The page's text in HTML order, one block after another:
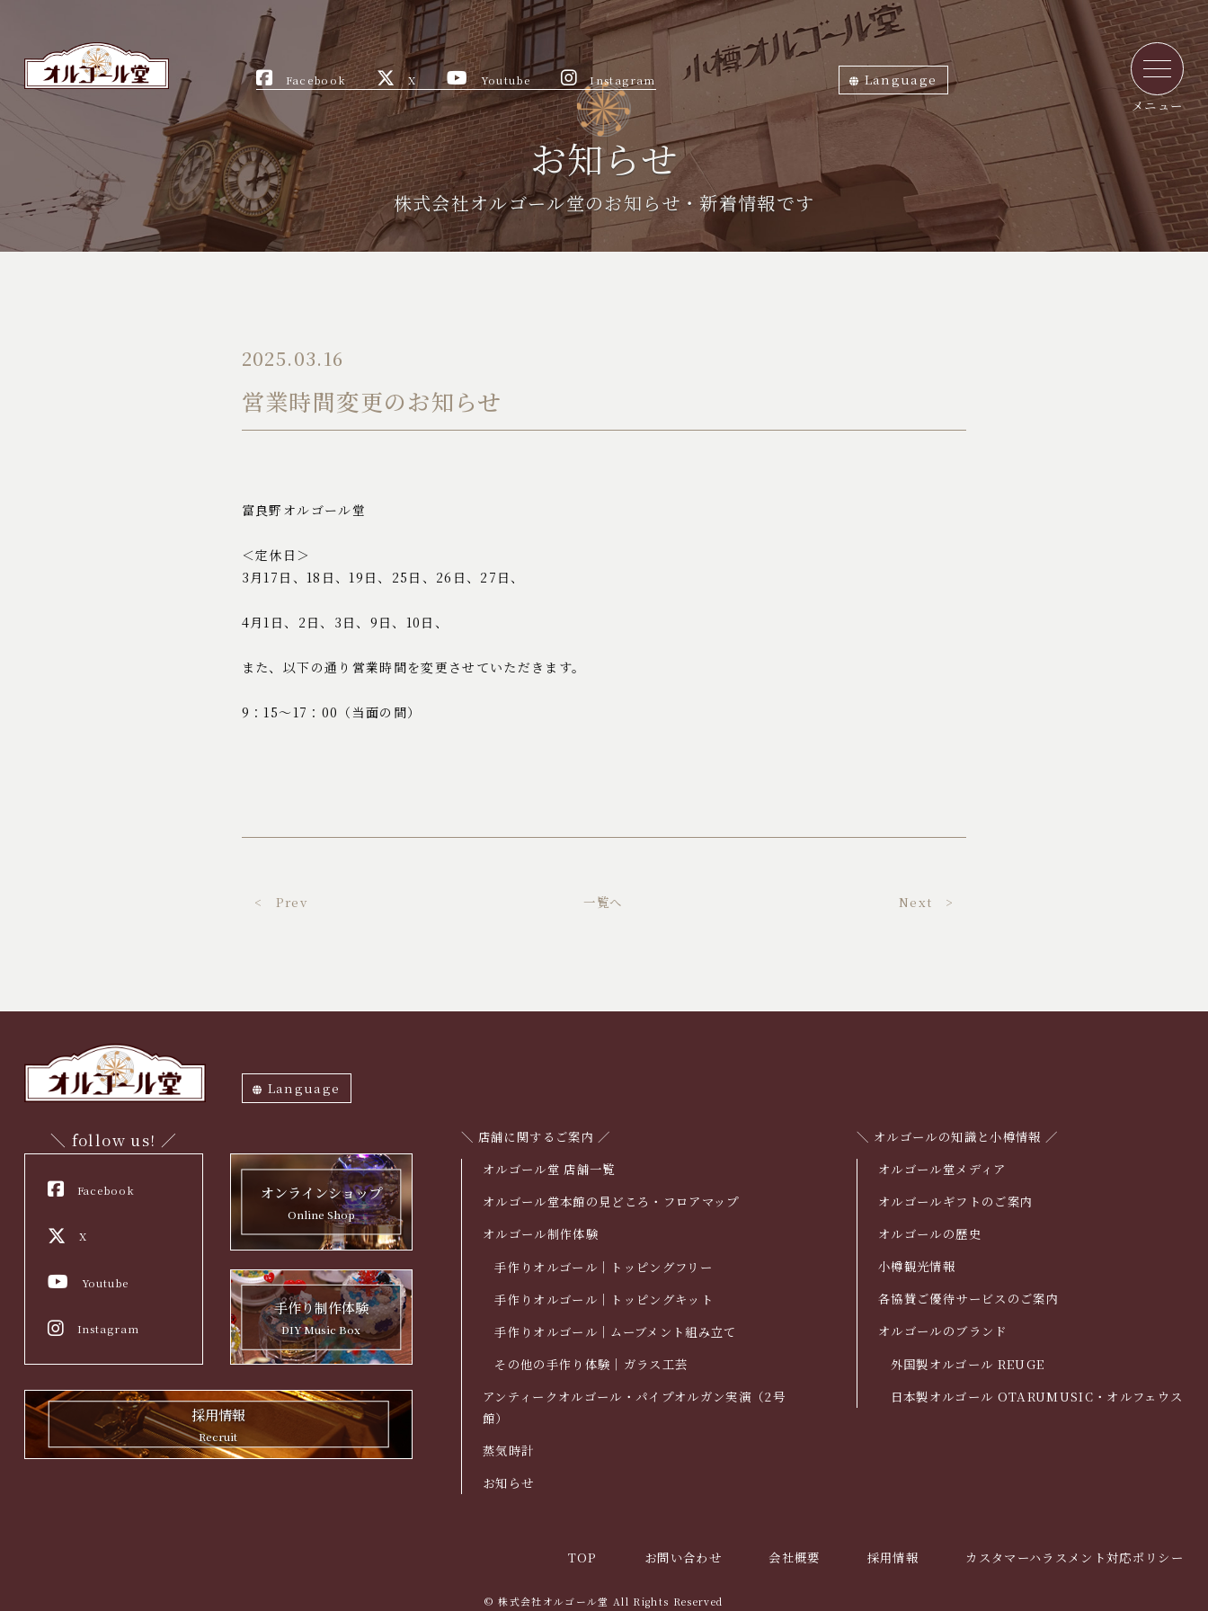
Facebook X Youtube Instagram
Language
English
한국어
中文繁体
中文簡体
ภาษาไทย
日本語 メニュー
お知らせ
株式会社オルゴール堂のお知らせ・新着情報です
2025.03.16
営業時間変更のお知らせ
富良野オルゴール堂
＜定休日＞
3月17日、18日、19日、25日、26日、27日、
4月1日、2日、3日、9日、10日、
また、以下の通り営業時間を変更させていただきます。
9：15～17：00（当面の間）
< Prev 一覧へ Next >
Language
＼ follow us! ／
Facebook
X
Youtube
Instagram
オンラインショップ
Online Shop
手作り制作体験
DIY Music Box
採用情報
Recruit
＼ 店舗に関するご案内 ／
オルゴール堂 店舗一覧
オルゴール堂本館の見どころ・フロアマップ
オルゴール制作体験
手作りオルゴール｜トッピングフリー
手作りオルゴール｜トッピングキット
手作りオルゴール｜ムーブメント組み立て
その他の手作り体験｜ガラス工芸
アンティークオルゴール・パイプオルガン実演（2号
館）
蒸気時計
お知らせ
＼ オルゴールの知識と小樽情報 ／
オルゴール堂メディア
オルゴールギフトのご案内
オルゴールの歴史
小樽観光情報
各協賛ご優待サービスのご案内
オルゴールのブランド
外国製オルゴール REUGE
日本製オルゴール OTARUMUSIC・オルフェウス
TOP お問い合わせ 会社概要 採用情報 カスタマーハラスメント対応ポリシー
© 株式会社オルゴール堂 All Rights Reserved